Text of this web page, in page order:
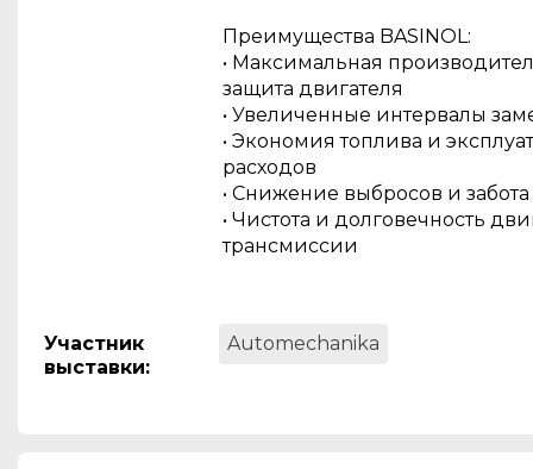
Преимущества BASINOL:
• Максимальная
защита двигателя
• Увеличенные интервалы
• Экономия топлива и
расходов
• Снижение выбросов и
• Чистота и долговечность
трансмиссии
Участник
выставки:
Automechanika